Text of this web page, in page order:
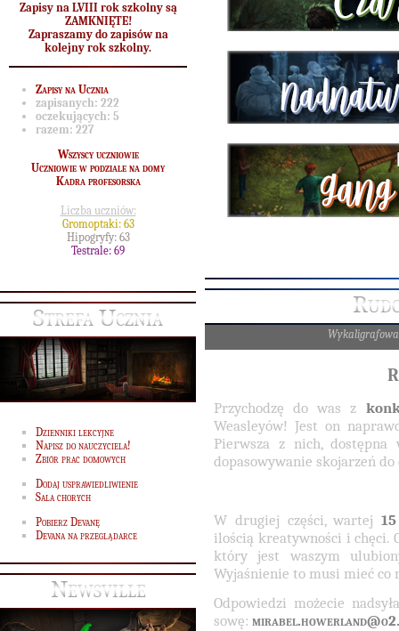
Zapisy na LVIII rok szkolny są
ZAMKNIĘTE!
Zapraszamy do zapisów na
kolejny rok szkolny.
Zapisy na Ucznia
zapisanych: 222
oczekujących: 5
razem: 227
Wszyscy uczniowie
Uczniowie w podziale na domy
Kadra profesorska
Liczba uczniów:
Gromoptaki: 63
Hipogryfy: 63
Testrale: 69
Strefa Ucznia
Dzienniki lekcyjne
Napisz do nauczyciela!
Zbiór prac domowych
Dodaj usprawiedliwienie
Sala chorych
Pobierz Devanę
Devana na przeglądarce
Newsville
Przychodzę do was z
Weasleyów! Jest on
Pierwsza z nich,
dopasowywanie skojarzeń
W drugiej części, wartej
ilością kreatywności i chęci.
który jest waszym
Wyjaśnienie to musi mieć
Odpowiedzi możecie
sowę: